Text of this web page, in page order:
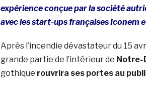
expérience conçue par la société
avec les start-ups françaises Iconem
Après l’incendie dévastateur du 15
grande partie de l’intérieur de Notre-
gothique rouvrira ses portes au